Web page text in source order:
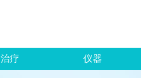
治疗 仪器